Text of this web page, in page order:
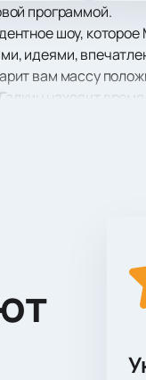
программой.
шоу,
идеями,
вам массу
находит